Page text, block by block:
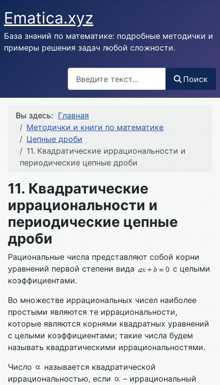
Ematica.xyz
База знаний по математике: подробные методички и
примеры решения задач любой сложности.
Поиск
Вы здесь: Главная
Методички и книги по математике
Цепные дроби
11. Квадратические иррациональности и
периодические цепные дроби
11. Квадратические
иррациональности и
периодические цепные
дроби
Рациональные числа представляют собой корни
уравнений первой степени вида
с целыми
коэффициентами.
Во множестве иррациональных чисел наиболее
простыми являются те иррациональности,
которые являются корнями квадратных уравнений
с целыми коэффициентами; такие числа будем
называть квадратическими иррациональностями.
Число
называется квадратической
иррациональностью, если
– иррациональный